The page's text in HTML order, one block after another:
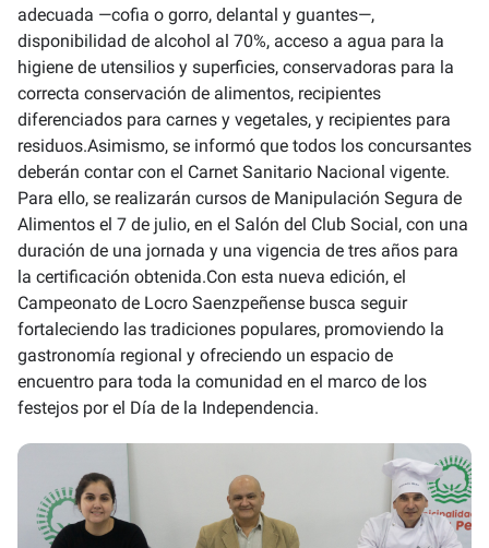
adecuada —cofia o gorro, delantal y guantes—,
disponibilidad de alcohol al 70%, acceso a agua para la
higiene de utensilios y superficies, conservadoras para la
correcta conservación de alimentos, recipientes
diferenciados para carnes y vegetales, y recipientes para
residuos.Asimismo, se informó que todos los concursantes
deberán contar con el Carnet Sanitario Nacional vigente.
Para ello, se realizarán cursos de Manipulación Segura de
Alimentos el 7 de julio, en el Salón del Club Social, con una
duración de una jornada y una vigencia de tres años para
la certificación obtenida.Con esta nueva edición, el
Campeonato de Locro Saenzpeñense busca seguir
fortaleciendo las tradiciones populares, promoviendo la
gastronomía regional y ofreciendo un espacio de
encuentro para toda la comunidad en el marco de los
festejos por el Día de la Independencia.